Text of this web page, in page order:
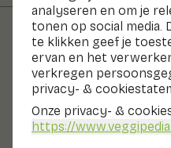
analyseren en om je
tonen op social media.
te klikken geef je
ervan en het
verkregen
privacy- &
Onze privacy- &
https://
Groenten en fruit
Judasoor
Nu in seizoen Groenten